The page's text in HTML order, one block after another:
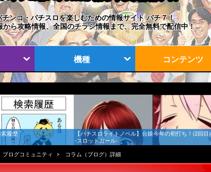
チンコ・パチスロを楽しむための情報サイト パチ７！
から攻略情報、全国のチラシ情報まで、完全無料で配信中！
機種 コンテンツ
索履歴
【パチスロライトノベル】台娘
-スロットガール-
今年の初打ち！(2回目)
ログコミュニティ コラム（ブログ）詳細